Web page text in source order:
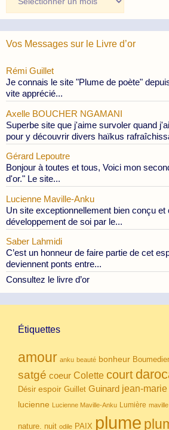
des
Publications
Vos Messages sur le Livre d’or
Rémi Guillet
Je connais le site "Plume de poète"
vite apprécié...
Axelle BOUCHER NGAMANI
Superbe site que j'aime survoler quand
pour y découvrir divers haïkus
Gérard Lepoutre
Bonjour à toutes et tous, Voici mon
d'or." Le site...
Lucienne Maville-Anku
Un site exceptionnellement bien conçu
développement de soi par le...
Saber Lahmidi
C’est un honneur de faire partie de cet
deviennent ponts entre...
Consultez le livre d’or
Étiquettes
amour anku beauté bonheur
satgé coeur Colette court
Désir espoir Guillet Guinard jean-
lucienne Lucienne Maville-Anku Lumière maville
nature. nuit odile PAIX plume